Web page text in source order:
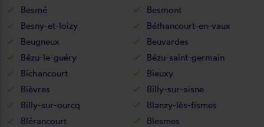
Besmé
Besmont
Besny-et-loizy
Béthancourt-en-vaux
Beugneux
Beuvardes
Bézu-le-guéry
Bézu-saint-germain
Bichancourt
Bieuxy
Bièvres
Billy-sur-aisne
Billy-sur-ourcq
Blanzy-lès-fismes
Blérancourt
Blesmes